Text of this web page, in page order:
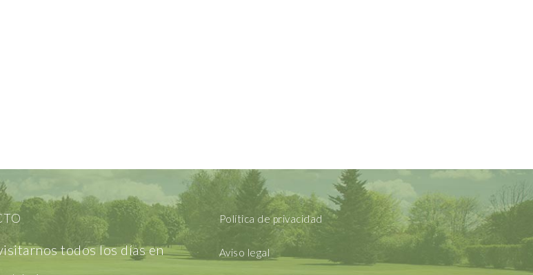
todos los días en
Política de privacidad
Aviso legal